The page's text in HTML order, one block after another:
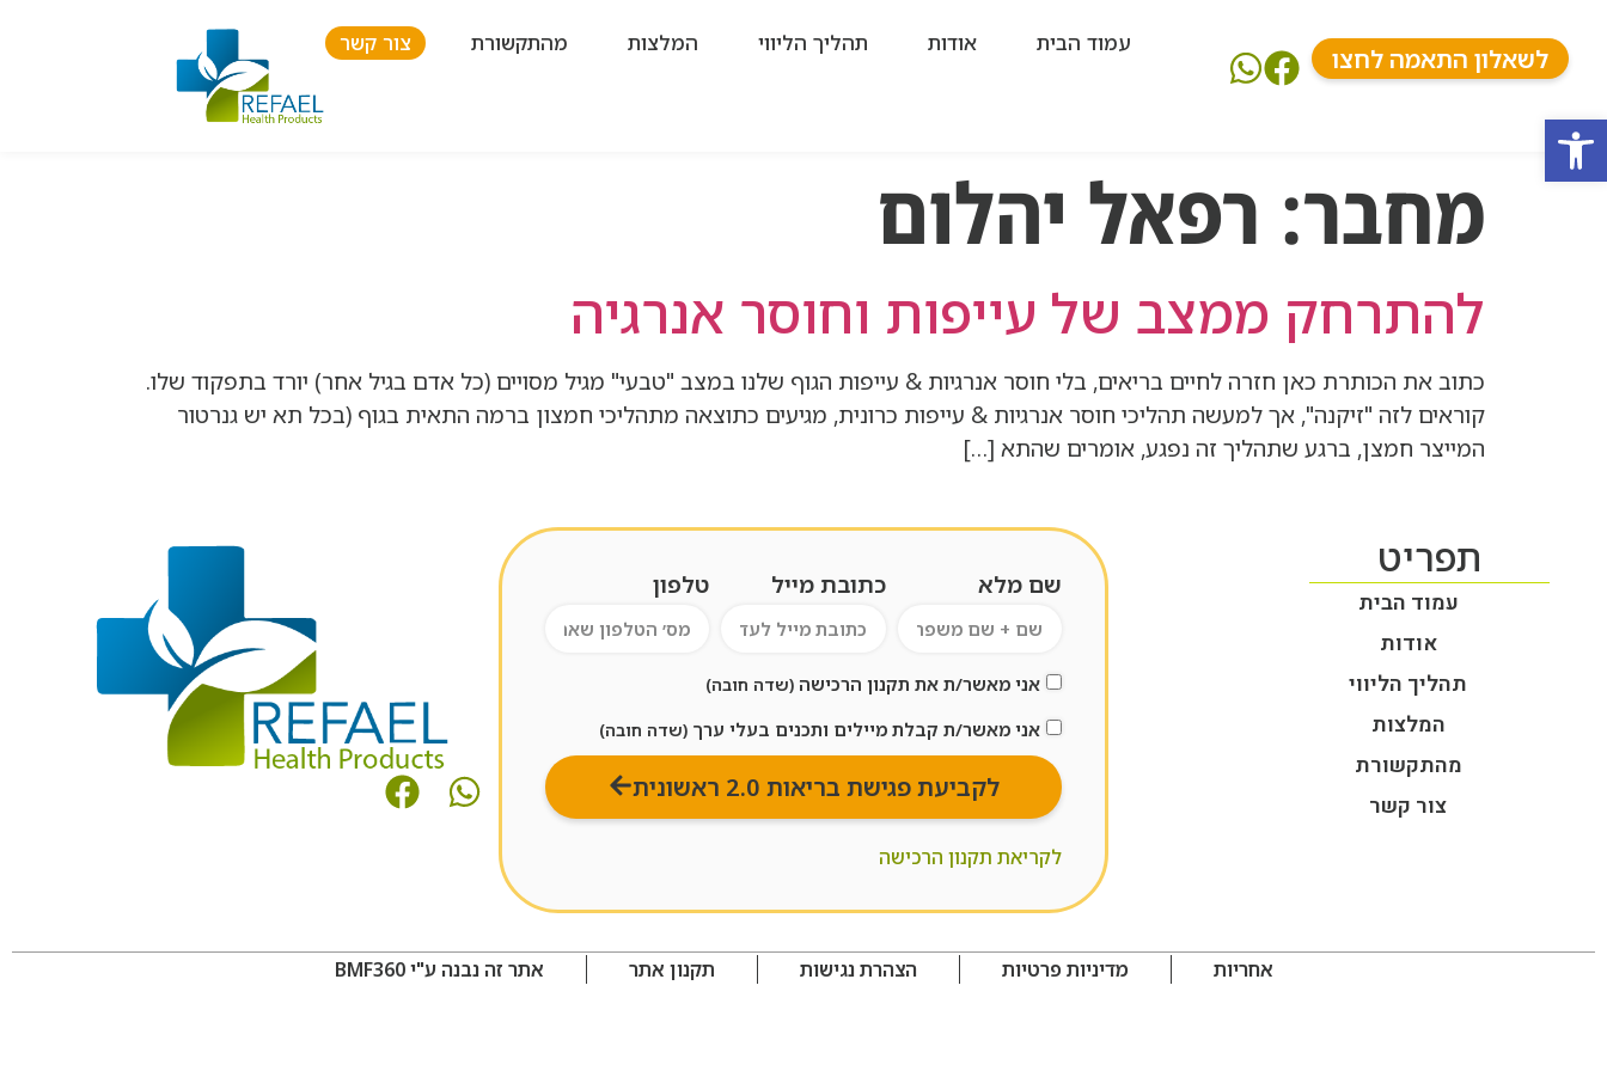
פתח סרגל נגישות
לשאלון התאמה לחצו
עמוד הבית אודות תהליך הליווי המלצות מהתקשורת צור קשר
מחבר: רפאל יהלום
להתרחק ממצב של עייפות וחוסר אנרגיה
כתוב את הכותרת כאן חזרה לחיים בריאים, בלי חוסר אנרגיות & עייפות הגוף שלנו במצב "טבעי" מגיל מסויים (כל אדם בגיל אחר) יורד בתפקוד שלו.
קוראים לזה "זיקנה", אך למעשה תהליכי חוסר אנרגיות & עייפות כרונית, מגיעים כתוצאה מתהליכי חמצון ברמה התאית בגוף (בכל תא יש גנרטור
המייצר חמצן, ברגע שתהליך זה נפגע, אומרים שהתא […]
תפריט
עמוד הבית
אודות
תהליך הליווי
המלצות
מהתקשורת
צור קשר
שם מלא כתובת מייל טלפון
אני מאשר/ת את תקנון הרכישה (שדה חובה)
אני מאשר/ת קבלת מיילים ותכנים בעלי ערך (שדה חובה)
לקביעת פגישת בריאות 2.0 ראשונית
לקריאת תקנון הרכישה
אחריות מדיניות פרטיות הצהרת נגישות תקנון אתר אתר זה נבנה ע"י BMF360